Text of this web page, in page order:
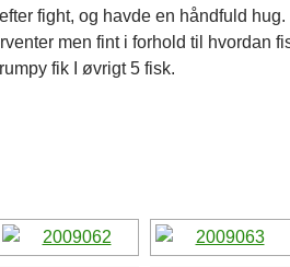
fight, og havde en håndfuld hug.
men fint i forhold til hvordan
fik I øvrigt 5 fisk.